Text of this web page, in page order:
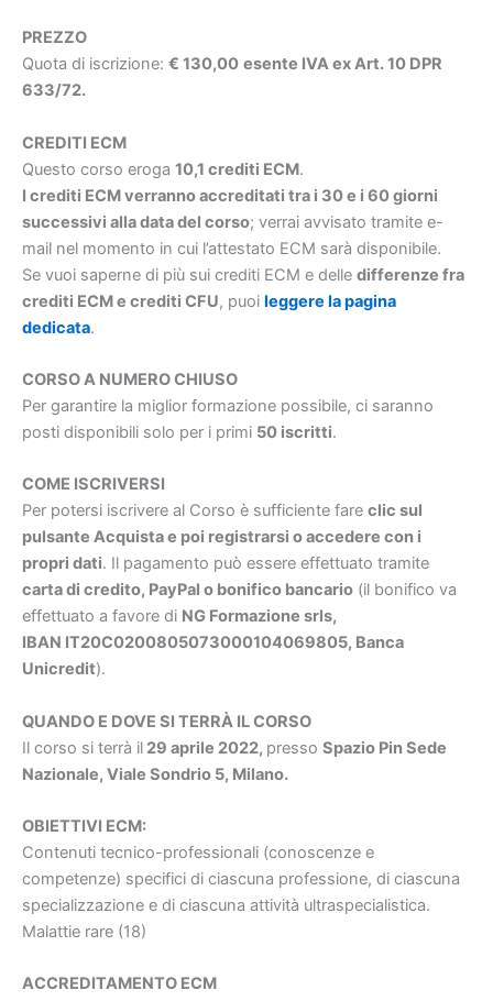
PREZZO
Quota di iscrizione: € 130,00 esente IVA ex Art. 10 DPR
633/72.
CREDITI ECM
Questo corso eroga 10,1 crediti ECM.
I crediti ECM verranno accreditati tra i 30 e i 60 giorni
successivi alla data del corso; verrai avvisato tramite e-
mail nel momento in cui l’attestato ECM sarà disponibile.
Se vuoi saperne di più sui crediti ECM e delle differenze fra
crediti ECM e crediti CFU, puoi leggere la pagina
dedicata.
CORSO A NUMERO CHIUSO
Per garantire la miglior formazione possibile, ci saranno
posti disponibili solo per i primi 50 iscritti.
COME ISCRIVERSI
Per potersi iscrivere al Corso è sufficiente fare clic sul
pulsante Acquista e poi registrarsi o accedere con i
propri dati. Il pagamento può essere effettuato tramite
carta di credito, PayPal o bonifico bancario (il bonifico va
effettuato a favore di NG Formazione srls,
IBAN IT20C0200805073000104069805, Banca
Unicredit).
QUANDO E DOVE SI TERRÀ IL CORSO
Il corso si terrà il 29 aprile 2022, presso Spazio Pin Sede
Nazionale, Viale Sondrio 5, Milano.
OBIETTIVI ECM:
Contenuti tecnico-professionali (conoscenze e
competenze) specifici di ciascuna professione, di ciascuna
specializzazione e di ciascuna attività ultraspecialistica.
Malattie rare (18)
ACCREDITAMENTO ECM